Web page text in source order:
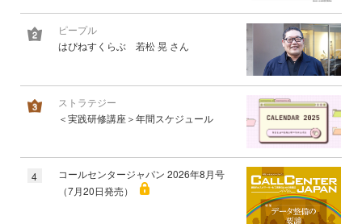
ピープル
はぴねすくらぶ 若松 晃 さん
ストラテジー
＜実践研修講座＞年間スケジュール
4
コールセンタージャパン 2026年8月号
（7月20日発売）